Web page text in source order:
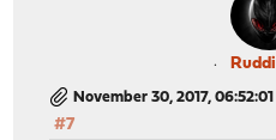
November 30, 2017, 06:52:01
#7